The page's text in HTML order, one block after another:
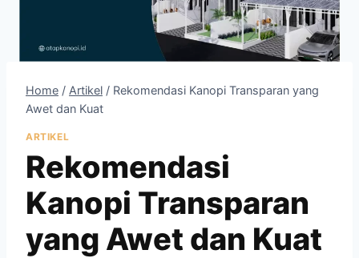
Home / Artikel / Rekomendasi Kanopi Transparan yang
Awet dan Kuat
ARTIKEL
Rekomendasi
Kanopi Transparan
yang Awet dan Kuat